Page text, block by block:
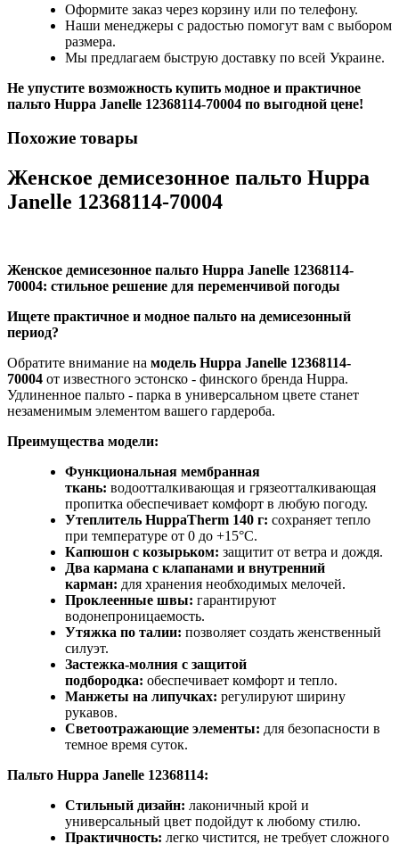
Оформите заказ через корзину или по телефону.
Наши менеджеры с радостью помогут вам с выбором
размера.
Мы предлагаем быструю доставку по всей Украине.
Не упустите возможность купить модное и практичное
пальто Huppa Janelle 12368114-70004 по выгодной цене!
Похожие товары
Женское демисезонное пальто Huppa
Janelle 12368114-70004
Женское демисезонное пальто Huppa Janelle 12368114-
70004: стильное решение для переменчивой погоды
Ищете практичное и модное пальто на демисезонный
период?
Обратите внимание на модель Huppa Janelle 12368114-
70004 от известного эстонско - финского бренда Huppa.
Удлиненное пальто - парка в универсальном цвете станет
незаменимым элементом вашего гардероба.
Преимущества модели:
Функциональная мембранная
ткань: водоотталкивающая и грязеотталкивающая
пропитка обеспечивает комфорт в любую погоду.
Утеплитель HuppaTherm 140 г: сохраняет тепло
при температуре от 0 до +15°C.
Капюшон с козырьком: защитит от ветра и дождя.
Два кармана с клапанами и внутренний
карман: для хранения необходимых мелочей.
Проклеенные швы: гарантируют
водонепроницаемость.
Утяжка по талии: позволяет создать женственный
силуэт.
Застежка-молния с защитой
подбородка: обеспечивает комфорт и тепло.
Манжеты на липучках: регулируют ширину
рукавов.
Светоотражающие элементы: для безопасности в
темное время суток.
Пальто Huppa Janelle 12368114:
Стильный дизайн: лаконичный крой и
универсальный цвет подойдут к любому стилю.
Практичность: легко чистится, не требует сложного